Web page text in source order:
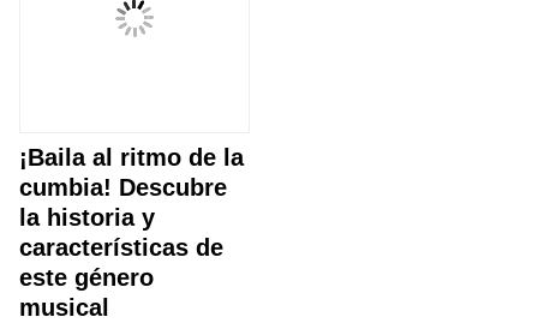
¡Baila al ritmo de la
cumbia! Descubre
la historia y
características de
este género
musical